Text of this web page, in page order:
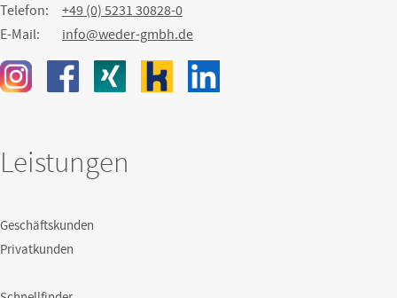
Telefon:
+49 (0) 5231 30828-0
E-Mail:
info@weder-gmbh.de
Leistungen
Geschäftskunden
Privatkunden